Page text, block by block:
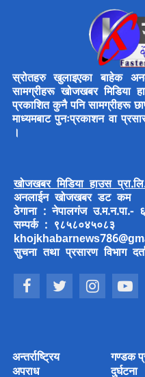
स्रोतहरु खुलाइएका बाहेक
सामग्रीहरू खोजखबर मिडिया
प्रकाशित कुनै पनि सामग्रीहरू
माध्यमबाट पुनःप्रकाशन वा
।
खोजखबर मिडिया हाउस
अनलाईन खोजखबर डट कम
ठेगाना : नेपालगंज उ.म.न.पा.-
सम्पर्क : ९८५८०४५०८३
सुचना तथा प्रसारण विभाग
अन्तर्राष्ट्रिय
अपराध
गण्डक
दुर्घटना